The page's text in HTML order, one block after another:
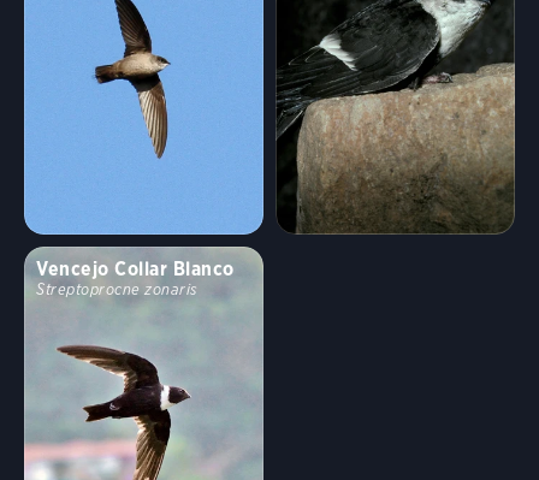
Arbustas, sabanas y matorrales Arroyos y cañones
Campos, prados y praderas
Costas y costas Hábitats desérticos y áridos
Montañas altas
Lagos, estanques y ríos
Tundra y hábitats boreales
Vencejo Collar Blanco
Streptoprocne zonaris